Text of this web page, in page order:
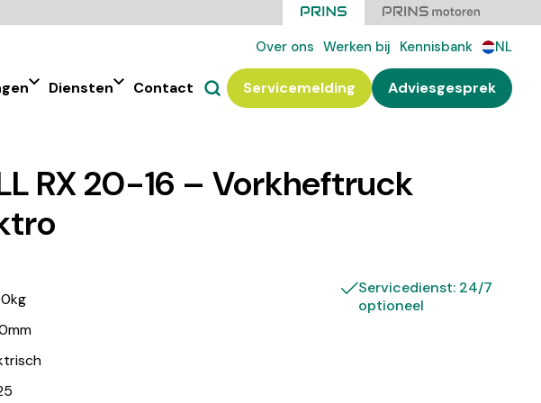
Over ons Werken bij Kennisbank NL
Diensten Contact Servicemelding Adviesgesprek
RX 20-16 – Vorkheftruck
Servicedienst: 24/7
optioneel